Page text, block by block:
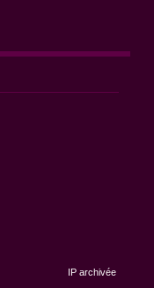
IP archivée